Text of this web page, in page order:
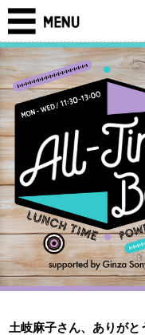
土岐麻子さん、ありがと